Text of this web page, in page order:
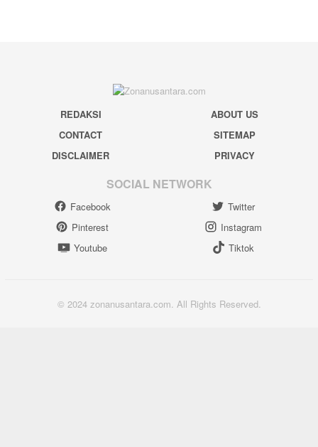
REDAKSI
ABOUT US
CONTACT
SITEMAP
DISCLAIMER
PRIVACY
SOCIAL NETWORK
Facebook
Twitter
Pinterest
Instagram
Youtube
Tiktok
© 2024 zonanusantara.com. All Rights Reserved.